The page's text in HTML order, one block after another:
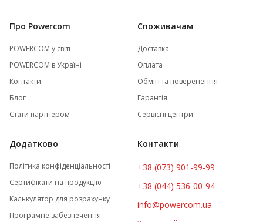
Про Powercom
POWERCOM у світі
POWERCOM в Україні
Контакти
Блог
Стати партнером
Споживачам
Доставка
Оплата
Обмін та поверенення
Гарантія
Сервісні центри
Додатково
Політика конфіденціальності
Сертифікати на продукцію
Калькулятор для розрахунку
Програмне забезпечення
Контакти
+38 (073) 901-99-99
+38 (044) 536-00-94
info@powercom.ua